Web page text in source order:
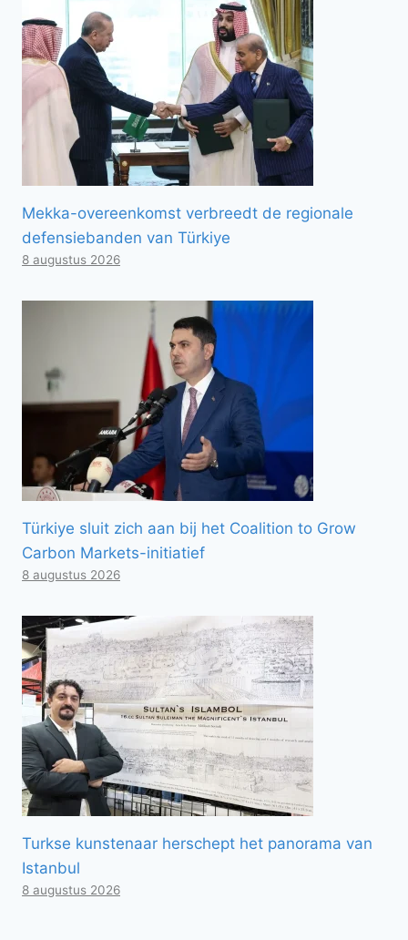
Mekka-overeenkomst verbreedt de regionale
defensiebanden van Türkiye
8 augustus 2026
Türkiye sluit zich aan bij het Coalition to Grow
Carbon Markets-initiatief
8 augustus 2026
Turkse kunstenaar herschept het panorama van
Istanbul
8 augustus 2026